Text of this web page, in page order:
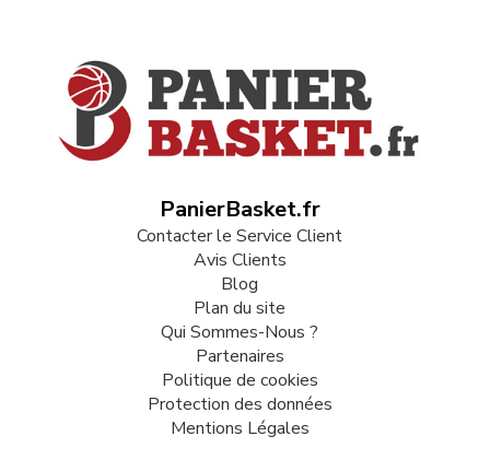
PanierBasket.fr
Contacter le Service Client
Avis Clients
Blog
Plan du site
Qui Sommes-Nous ?
Partenaires
Politique de cookies
Protection des données
Mentions Légales